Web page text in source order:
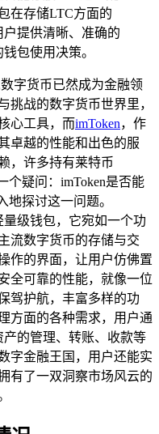
在存储LTC方面的
提供清晰、准确的
包使用决策。
字货币已然成为金融领
挑战的数字货币世界里，
心工具，而imToken，作
卓越的性能和出色的服
，许多持有莱特币
个疑问：imToken是否能
探讨这一问题。
级钱包，它宛如一个功
流数字货币的存储与交
作的界面，让用户仿佛置
全可靠的性能，就像一位
驾护航，丰富多样的功
方面的各种需求，用户通
产的管理、转账、收款等
字金融王国，用户还能实
有了一双洞察市场风云的